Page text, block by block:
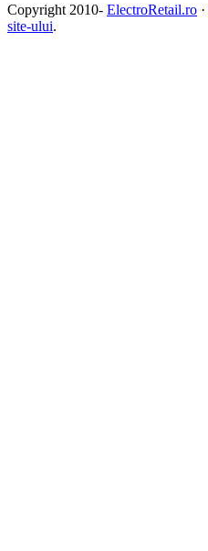
Copyright 2010- ElectroRetail.ro ·
site-ului.